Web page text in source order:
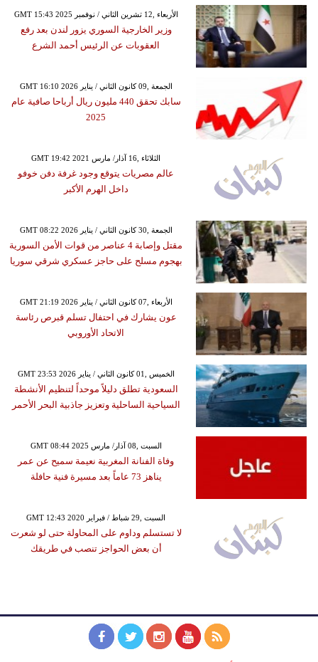
GMT 15:43 2025 الأربعاء ,12 تشرين الثاني / نوفمبر
وزير الخارجية السوري يزور لندن بعد رفع
العقوبات عن الرئيس أحمد الشرع
GMT 16:10 2026 الجمعة ,09 كانون الثاني / يناير
سابك تحقق 440 مليون ريال أرباحا صافية عام
2025
GMT 19:42 2021 الثلاثاء ,16 آذار/ مارس
عالم مصريات يتوقع وجود غرفة دفن خوفو
داخل الهرم الأكبر
GMT 08:22 2026 الجمعة ,30 كانون الثاني / يناير
مقتل وإصابة 4 عناصر من قوات الأمن السورية
بهجوم مسلح على حاجز عسكري شرقي سوريا
GMT 21:19 2026 الأربعاء ,07 كانون الثاني / يناير
عون يشارك في احتفال تسلم قبرص رئاسة
الاتحاد الأوروبي
GMT 23:53 2026 الخميس ,01 كانون الثاني / يناير
السعودية تطلق دليلاً موحداً لتنظيم الأنشطة
السياحية الساحلية وتعزيز جاذبية البحر الأحمر
GMT 08:44 2025 السبت ,08 آذار/ مارس
وفاة الفنانة المغربية نعيمة سميح عن عمر
يناهز 73 عاماً بعد مسيرة فنية حافلة
GMT 12:43 2020 السبت ,29 شباط / فبراير
لا تستسلم وداوم على المحاولة حتى لو شعرت
أن بعض الحواجز تنصب في طريقك